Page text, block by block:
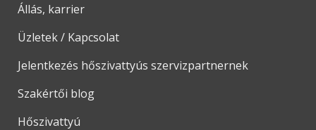
Állás, karrier
Üzletek / Kapcsolat
Jelentkezés hőszivattyús szervizpartnernek
Szakértői blog
Hőszivattyú